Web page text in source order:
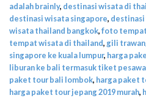
adalah brainly, destinasi wisata di
destinasi wisata singapore, destinasi
wisata thailand bangkok,foto
tempat wisata di thailand,gili
singapore ke kuala lumpur, harga
liburan ke bali termasuk tiket
paket tour bali lombok, harga paket
harga paket tour jepang 2019 murah,